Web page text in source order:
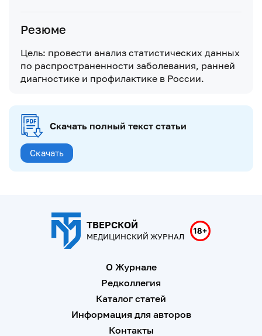
Резюме
Цель: провести анализ статистических данных
по распространенности заболевания, ранней
диагностике и профилактике в России.
Скачать полный текст статьи
Скачать
ТВЕРСКОЙ
МЕДИЦИНСКИЙ ЖУРНАЛ
О Журнале
Редколлегия
Каталог статей
Информация для авторов
Контакты